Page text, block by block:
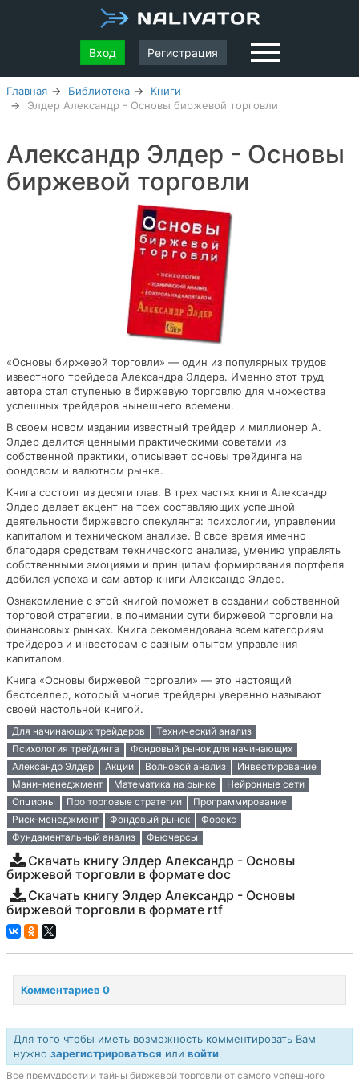
Вход Регистрация
Главная Библиотека
Книги
Элдер Александр - Основы биржевой торговли
Александр Элдер - Основы
биржевой торговли
«Основы биржевой торговли» — один из популярных трудов
известного трейдера Александра Элдера. Именно этот труд
автора стал ступенью в биржевую торговлю для множества
успешных трейдеров нынешнего времени.
В своем новом издании известный трейдер и миллионер А.
Элдер делится ценными практическими советами из
собственной практики, описывает основы трейдинга на
фондовом и валютном рынке.
Книга состоит из десяти глав. В трех частях книги Александр
Элдер делает акцент на трех составляющих успешной
деятельности биржевого спекулянта: психологии, управлении
капиталом и техническом анализе. В свое время именно
благодаря средствам технического анализа, умению управлять
собственными эмоциями и принципам формирования портфеля
добился успеха и сам автор книги Александр Элдер.
Ознакомление с этой книгой поможет в создании собственной
торговой стратегии, в понимании сути биржевой торговли на
финансовых рынках. Книга рекомендована всем категориям
трейдеров и инвесторам с разным опытом управления
капиталом.
Книга «Основы биржевой торговли» — это настоящий
бестселлер, который многие трейдеры уверенно называют
своей настольной книгой.
Для начинающих трейдеров
Технический анализ
Психология трейдинга
Фондовый рынок для начинающих
Александр Элдер
Акции Волновой анализ
Инвестирование
Мани-менеджмент
Математика на рынке
Нейронные сети
Опционы
Про торговые стратегии
Программирование
Риск-менеджмент
Фондовый рынок
Форекс
Фундаментальный анализ
Фьючерсы
Скачать книгу Элдер Александр - Основы
биржевой торговли в формате doc
Скачать книгу Элдер Александр - Основы
биржевой торговли в формате rtf
Комментариев 0
Для того чтобы иметь возможность комментировать Вам
нужно зарегистрироваться или войти
Все премудрости и тайны биржевой торговли от самого успешного